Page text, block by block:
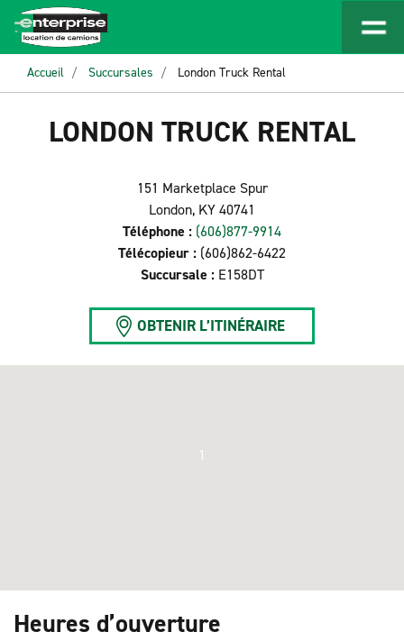
Accueil Succursales London Truck Rental
LONDON TRUCK RENTAL
151 Marketplace Spur
London, KY 40741
Téléphone : (606)877-9914
Télécopieur : (606)862-6422
Succursale : E158DT
OBTENIR L’ITINÉRAIRE
1
Heures d’ouverture